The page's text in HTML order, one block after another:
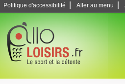
Politique d'accessibilité Aller au menu